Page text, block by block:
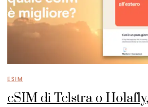
ESIM
eSIM di Telstra o